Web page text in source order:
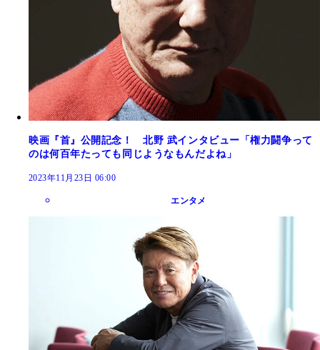
映画『首』公開記念！ 北野 武インタビュー「権力闘争って
のは何百年たっても同じようなもんだよね」
2023年11月23日 06:00
エンタメ